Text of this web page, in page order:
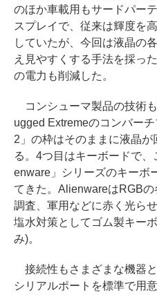
のほか車載用もサードパー
スプレイで、従来は輝度を
していたが、今回は液晶の
え見やすくする手法を採っ
の電力も削減した。
コンシューマ製品の技術
ugged Extremeのコンバー
2」の枠はそのままに液晶
る。4つ目はキーボードで
enware」シリーズのキーボ
てきた。AlienwareはRGB
調査、軍用などに赤く光ら
塩水対策としてゴム製キー
み)。
接続性もさまざまな機器
シリアルポートを標準で用